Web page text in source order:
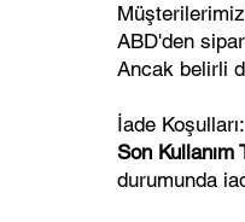
ABD'den
Ancak belirli
İade Koşulları:
Son
durumunda